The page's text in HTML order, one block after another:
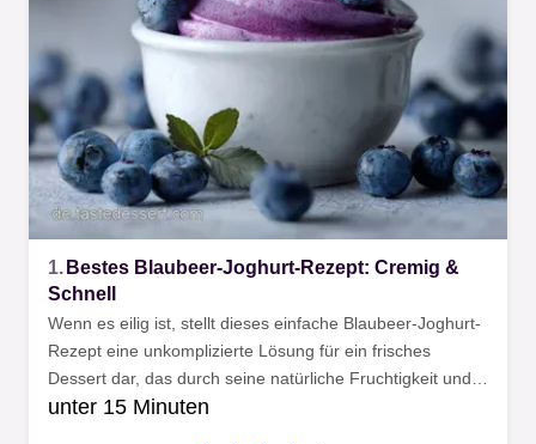
1. Bestes Blaubeer-Joghurt-Rezept: Cremig &
Schnell
Wenn es eilig ist, stellt dieses einfache Blaubeer-Joghurt-
Rezept eine unkomplizierte Lösung für ein frisches
Dessert dar, das durch seine natürliche Fruchtigkeit und
schnelle Zubereitung überzeugt.
unter 15 Minuten